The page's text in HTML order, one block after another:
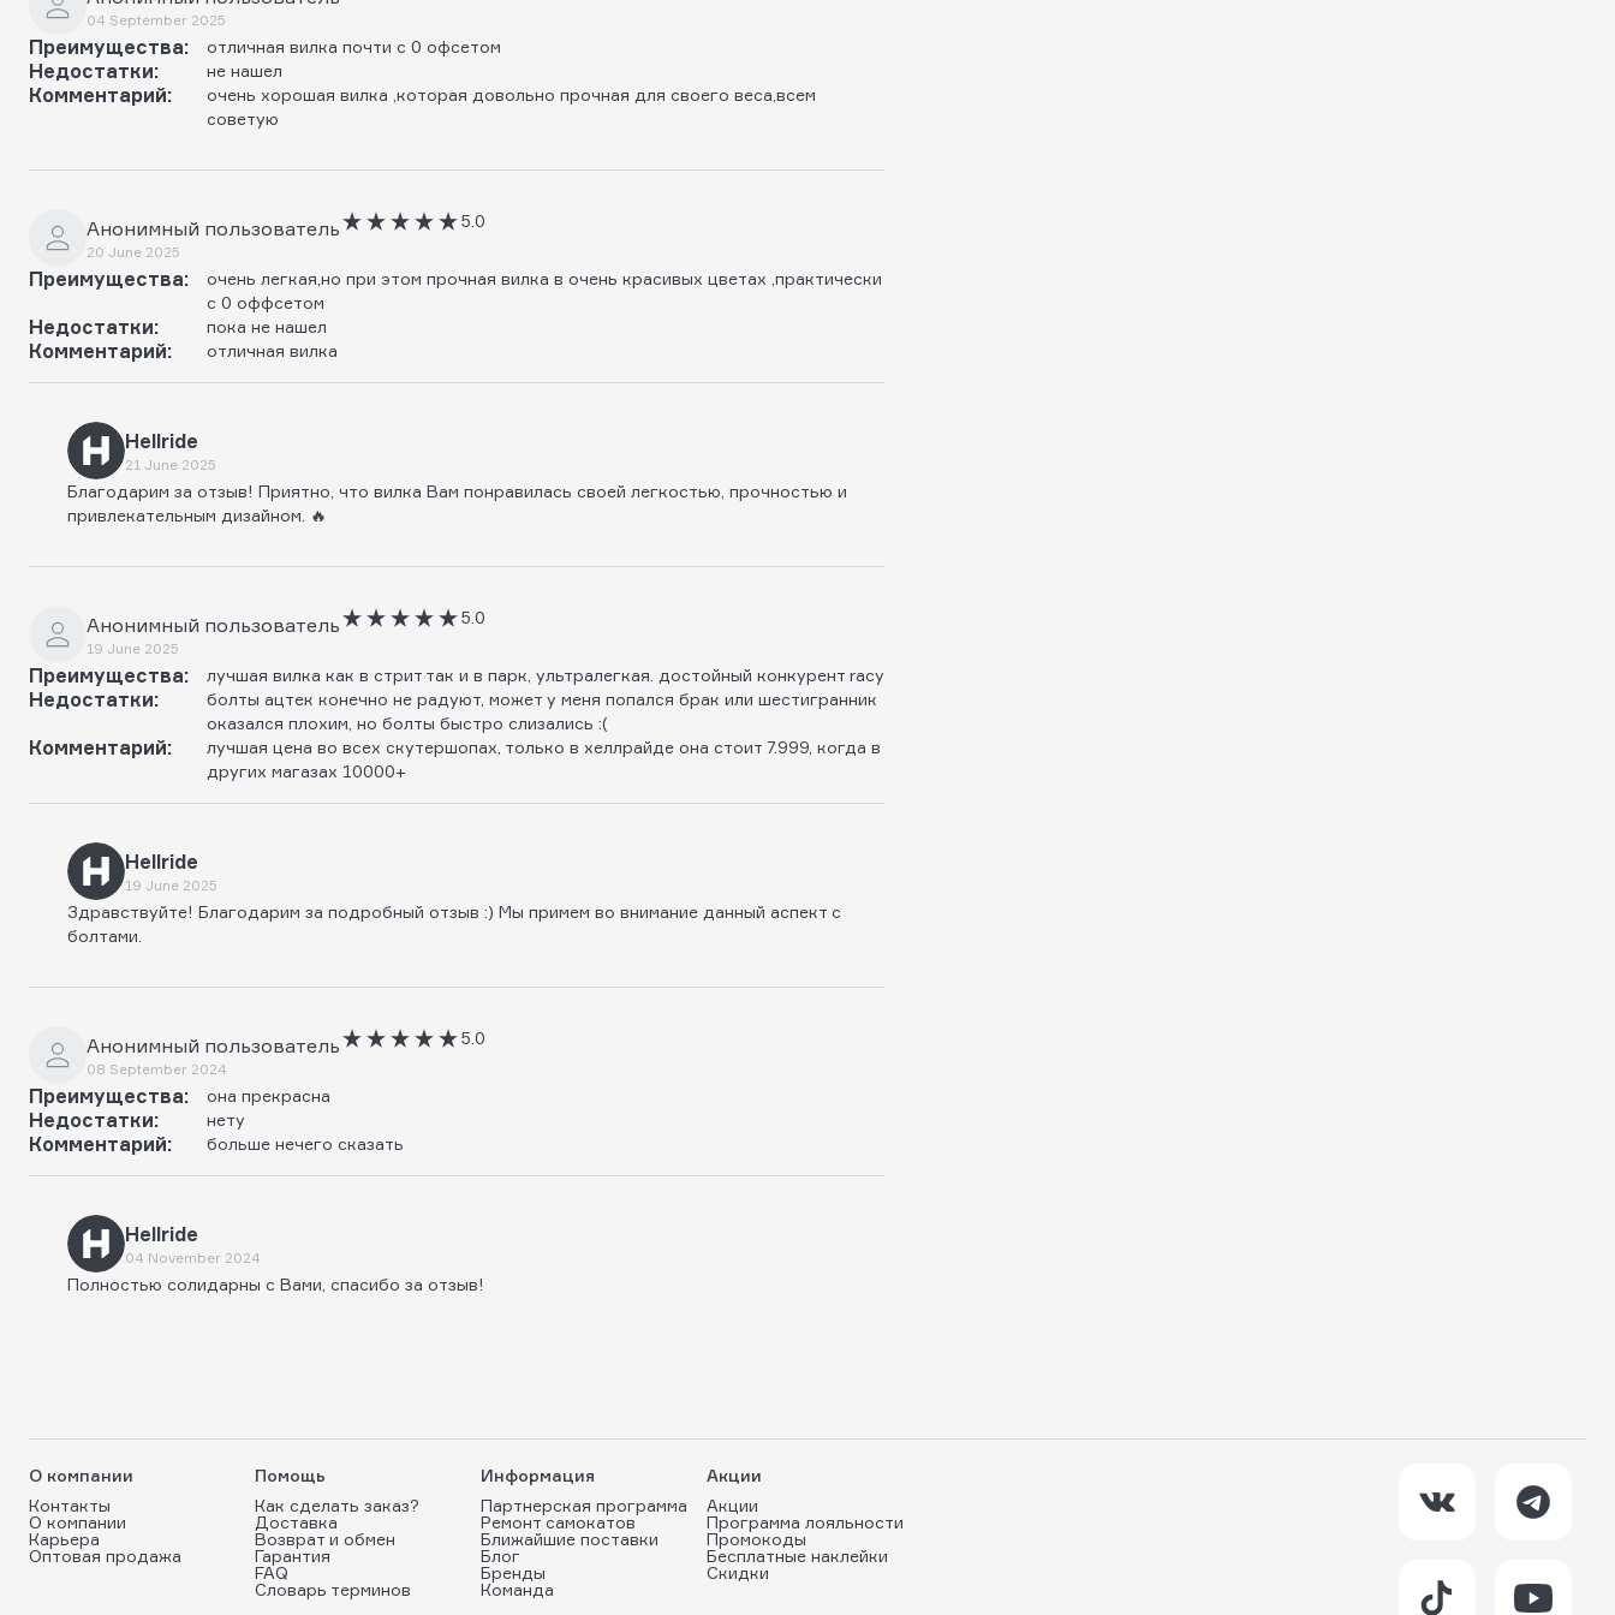
04 September 2025
Преимущества: отличная вилка почти с 0 офсетом
Недостатки: не нашел
Комментарий:
очень хорошая вилка ,которая довольно прочная для своего веса,всем
советую
Анонимный пользователь
20 June 2025
5.0
Преимущества:
очень легкая,но при этом прочная вилка в очень красивых цветах ,практически
с 0 оффсетом
Недостатки: пока не нашел
Комментарий: отличная вилка
Hellride
21 June 2025
Благодарим за отзыв! Приятно, что вилка Вам понравилась своей легкостью, прочностью и
привлекательным дизайном. 🔥
Анонимный пользователь
19 June 2025
5.0
Преимущества: лучшая вилка как в стрит так и в парк, ультралегкая. достойный конкурент racy
Недостатки:
болты ацтек конечно не радуют, может у меня попался брак или шестигранник
оказался плохим, но болты быстро слизались :(
Комментарий:
лучшая цена во всех скутершопах, только в хеллрайде она стоит 7.999, когда в
других магазах 10000+
Hellride
19 June 2025
Здравствуйте! Благодарим за подробный отзыв :) Мы примем во внимание данный аспект с
болтами.
Анонимный пользователь
08 September 2024
5.0
Преимущества: она прекрасна
Недостатки: нету
Комментарий: больше нечего сказать
Hellride
04 November 2024
Полностью солидарны с Вами, спасибо за отзыв!
О компании
Контакты
О компании
Карьера
Оптовая продажа
Помощь
Как сделать заказ?
Доставка
Возврат и обмен
Гарантия
FAQ
Словарь терминов
Информация
Партнерская программа
Ремонт самокатов
Ближайшие поставки
Блог
Бренды
Команда
Акции
Акции
Программа лояльности
Промокоды
Бесплатные наклейки
Скидки